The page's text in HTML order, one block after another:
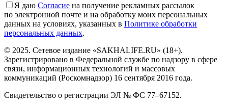
Я даю Cогласие на получение рекламных рассылок
по электронной почте и на обработку моих персональных
данных на условиях, указанных в Политике обработки
персональных данных.
© 2025. Сетевое издание «SAKHALIFE.RU» (18+).
Зарегистрировано в Федеральной службе по надзору в сфере
связи, информационных технологий и массовых
коммуникаций (Роскомнадзор) 16 сентября 2016 года.
Свидетельство о регистрации ЭЛ № ФС 77–67152.